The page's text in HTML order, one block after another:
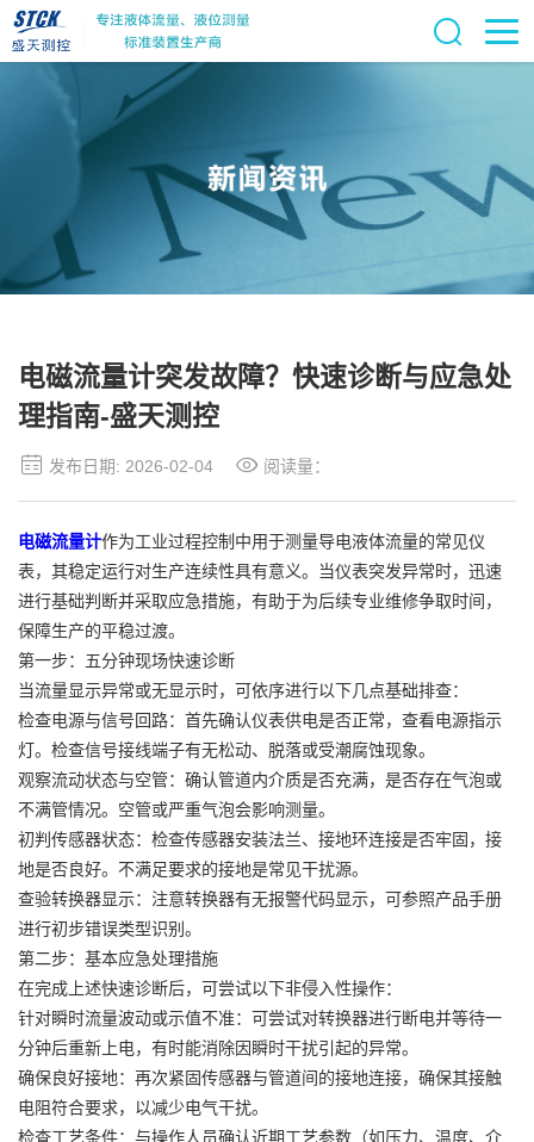
电磁流量计突发故障？快速诊断与应急处
理指南-盛天测控
发布日期: 2026-02-04 阅读量：
电磁流量计作为工业过程控制中用于测量导电液体流量的常见仪
表，其稳定运行对生产连续性具有意义。当仪表突发异常时，迅速
进行基础判断并采取应急措施，有助于为后续专业维修争取时间，
保障生产的平稳过渡。
第一步：五分钟现场快速诊断
当流量显示异常或无显示时，可依序进行以下几点基础排查：
检查电源与信号回路：首先确认仪表供电是否正常，查看电源指示
灯。检查信号接线端子有无松动、脱落或受潮腐蚀现象。
观察流动状态与空管：确认管道内介质是否充满，是否存在气泡或
不满管情况。空管或严重气泡会影响测量。
初判传感器状态：检查传感器安装法兰、接地环连接是否牢固，接
地是否良好。不满足要求的接地是常见干扰源。
查验转换器显示：注意转换器有无报警代码显示，可参照产品手册
进行初步错误类型识别。
第二步：基本应急处理措施
在完成上述快速诊断后，可尝试以下非侵入性操作：
针对瞬时流量波动或示值不准：可尝试对转换器进行断电并等待一
分钟后重新上电，有时能消除因瞬时干扰引起的异常。
确保良好接地：再次紧固传感器与管道间的接地连接，确保其接触
电阻符合要求，以减少电气干扰。
检查工艺条件：与操作人员确认近期工艺参数（如压力、温度、介